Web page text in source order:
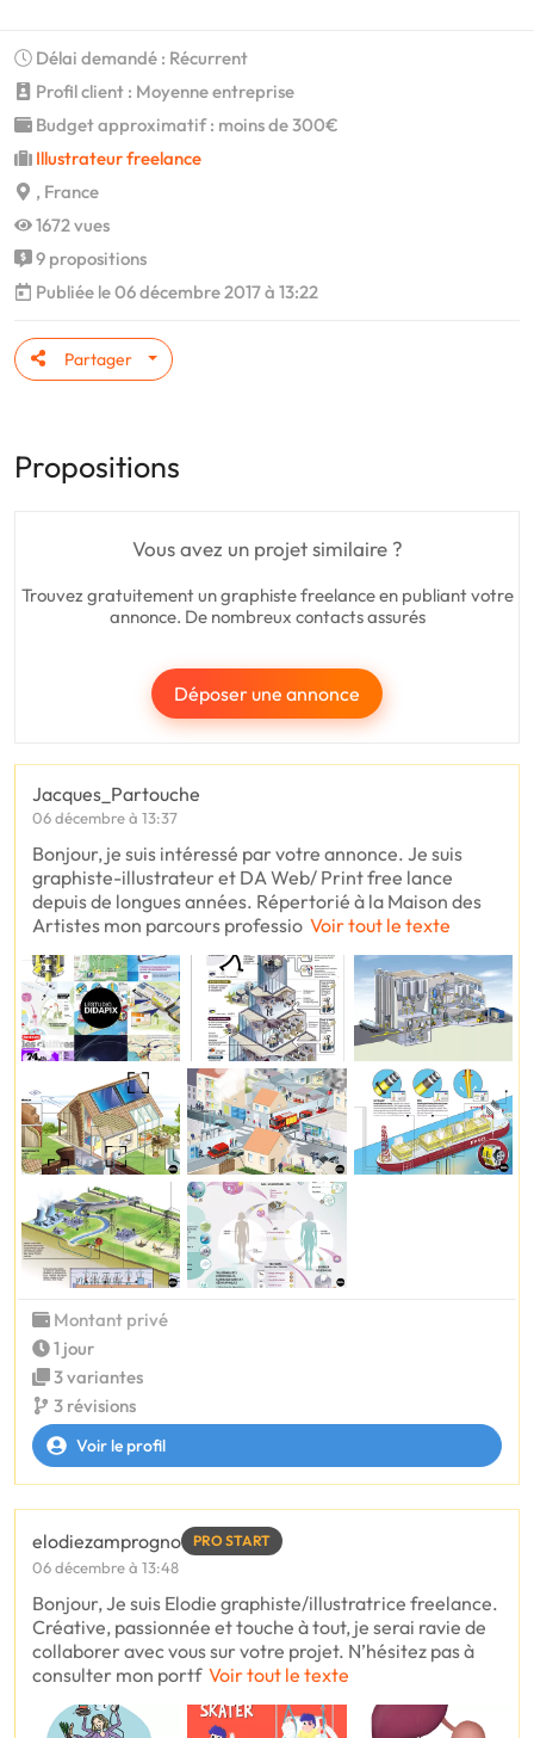
Délai demandé : Récurrent
Profil client : Moyenne entreprise
Budget approximatif : moins de 300€
Illustrateur freelance
, France
1672 vues
9 propositions
Publiée le 06 décembre 2017 à 13:22
Partager
Propositions
Vous avez un projet similaire ?
Trouvez gratuitement un graphiste freelance en publiant votre
annonce. De nombreux contacts assurés
Déposer une annonce
Jacques_Partouche
06 décembre à 13:37
Bonjour, je suis intéressé par votre annonce. Je suis
graphiste-illustrateur et DA Web/ Print free lance
depuis de longues années. Répertorié à la Maison des
Artistes mon parcours professio Voir tout le texte
Montant privé
1 jour
3 variantes
3 révisions
Voir le profil
elodiezamprogno PRO START
06 décembre à 13:48
Bonjour, Je suis Elodie graphiste/illustratrice freelance.
Créative, passionnée et touche à tout, je serai ravie de
collaborer avec vous sur votre projet. N’hésitez pas à
consulter mon portf Voir tout le texte